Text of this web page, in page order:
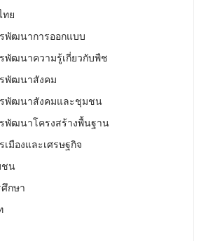
ทย
พัฒนาการออกแบบ
พัฒนาความรู้เกี่ยวกับพืช
พัฒนาสังคม
รพัฒนาสังคมและชุมชน
พัฒนาโครงสร้างพื้นฐาน
มืองและเศรษฐกิจ
ชน
กษา